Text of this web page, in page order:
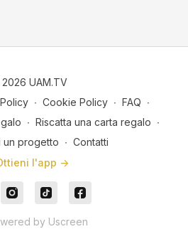
UAM.TV
∙ Cookie Policy ∙ FAQ ∙
∙ Riscatta una carta regalo ∙
un progetto ∙ Contatti
l'app ->
by Uscreen